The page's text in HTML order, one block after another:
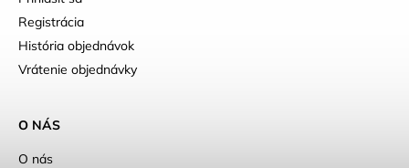
Registrácia
História objednávok
Vrátenie objednávky
O NÁS
O nás